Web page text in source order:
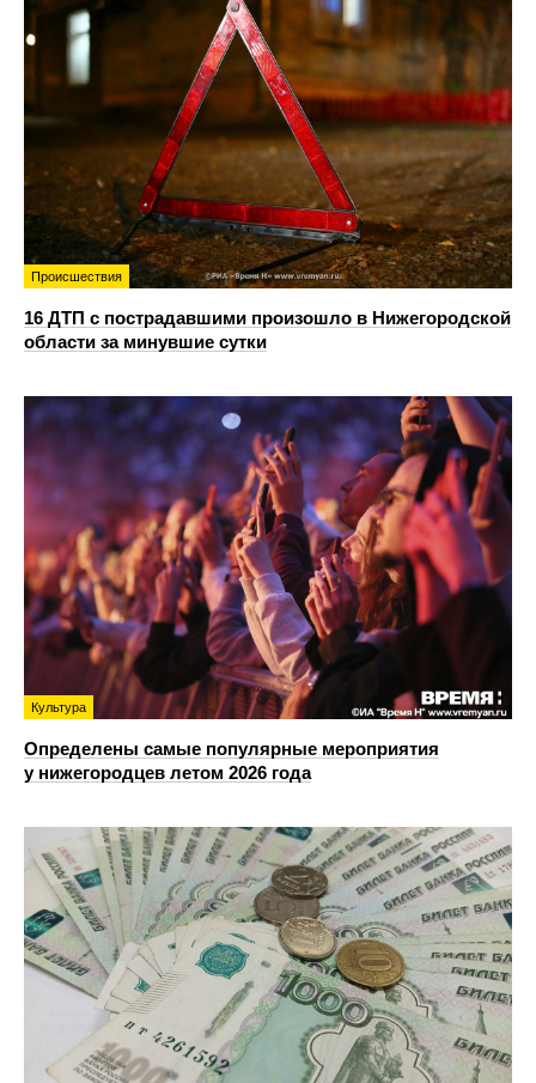
Происшествия
16 ДТП с пострадавшими произошло в Нижегородской
области за минувшие сутки
Культура
Определены самые популярные мероприятия
у нижегородцев летом 2026 года